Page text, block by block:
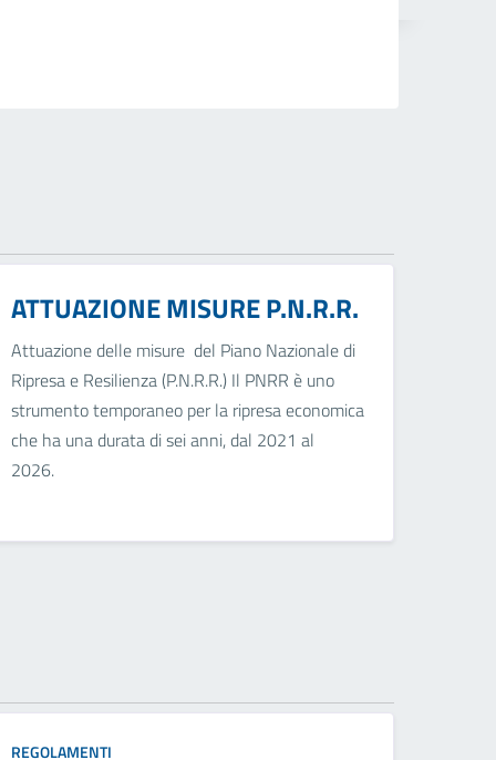
ATTUAZIONE MISURE P.N.R.R.
Attuazione delle misure del Piano Nazionale di
Ripresa e Resilienza (P.N.R.R.) Il PNRR è uno
strumento temporaneo per la ripresa economica
che ha una durata di sei anni, dal 2021 al
2026.
REGOLAMENTI